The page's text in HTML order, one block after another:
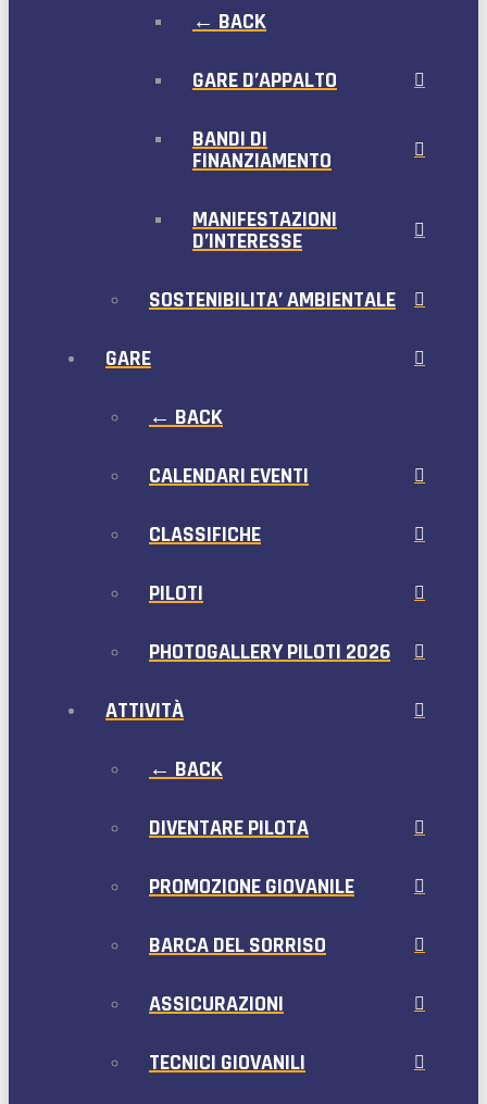
← BACK
GARE D’APPALTO
BANDI DI
FINANZIAMENTO
MANIFESTAZIONI
D’INTERESSE
SOSTENIBILITA’ AMBIENTALE
GARE
← BACK
CALENDARI EVENTI
CLASSIFICHE
PILOTI
PHOTOGALLERY PILOTI 2026
ATTIVITÀ
← BACK
DIVENTARE PILOTA
PROMOZIONE GIOVANILE
BARCA DEL SORRISO
ASSICURAZIONI
TECNICI GIOVANILI